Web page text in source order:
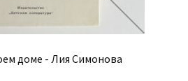
доме - Лия Симонова